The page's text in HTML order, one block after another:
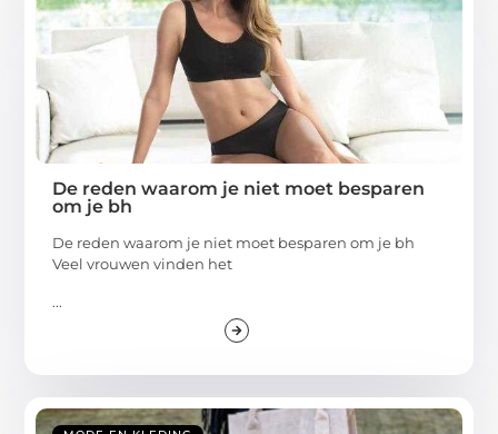
De reden waarom je niet moet besparen
om je bh
De reden waarom je niet moet besparen om je bh
Veel vrouwen vinden het
...